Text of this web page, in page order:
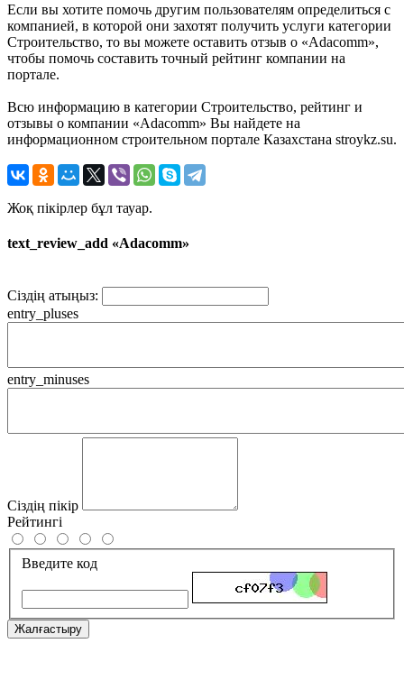
Если вы хотите помочь другим пользователям определиться с
компанией, в которой они захотят получить услуги категории
Строительство, то вы можете оставить отзыв о «Adacomm»,
чтобы помочь составить точный рейтинг компании на
портале.
Всю информацию в категории Строительство, рейтинг и
отзывы о компании «Adacomm» Вы найдете на
информационном строительном портале Казахстана stroykz.su.
Жоқ пікірлер бұл тауар.
text_review_add «Adacomm»
Сіздің атыңыз:
entry_pluses
entry_minuses
Сіздің пікір
Рейтингі
Введите код
Жалғастыру